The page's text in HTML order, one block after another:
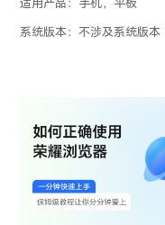
系统版本：不涉及系统版本